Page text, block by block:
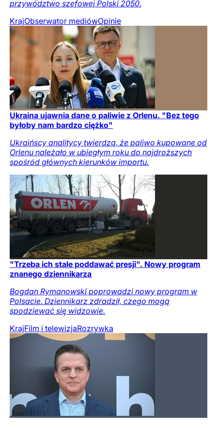
przywództwo szefowej Polski 2050.
KrajObserwator mediówOpinie
Ukraina ujawnia dane o paliwie z Orlenu. "Bez tego
byłoby nam bardzo ciężko"
Ukraińscy analitycy twierdzą, że paliwo kupowane od
Orlenu należało w ubiegłym roku do najdroższych
spośród głównych kierunków importu.
"Trzeba ich stale poddawać presji". Nowy program
znanego dziennikarza
Bogdan Rymanowski poprowadzi nowy program w
Polsacie. Dziennikarz zdradził, czego mogą
spodziewać się widzowie.
KrajFilm i telewizjaRozrywka